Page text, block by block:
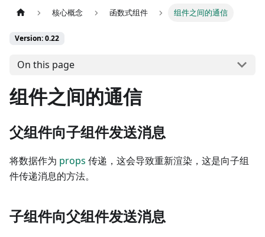
核心概念 函数式组件 组件之间的通信
Version: 0.22
On this page
组件之间的通信
父组件向子组件发送消息
将数据作为 props 传递，这会导致重新渲染，这是向子组
件传递消息的方法。
子组件向父组件发送消息